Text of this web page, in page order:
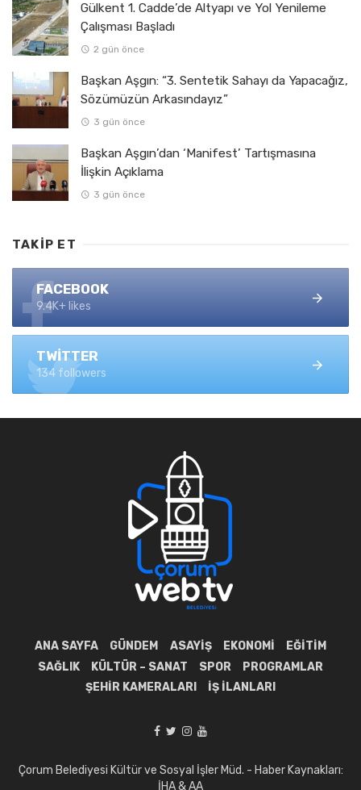
Gülkent 1. Cadde’de Altyapı ve Yol Yenileme
Çalışması Başladı
2 gün önce
Başkan Aşgın: “3. Sentetik Sahayı da Yapacağız,
Sözümüzün Arkasındayız”
3 gün önce
Başkan Aşgın’dan ‘Manifest’ Tartışmasına
İlişkin Açıklama
3 gün önce
TAKIP ET
FACEBOOK
9.4K+ likes
TWITTER
134 followers
ANA SAYFA GÜNDEM ASAYIŞ EKONOMI
EĞITIM
SAĞLIK
KÜLTÜR – SANAT SPOR
PROGRAMLAR
ŞEHIR KAMERALARI
İŞ İLANLARI
Çorum Belediyesi Kültür ve Sosyal İşler Müd. - Haber Kaynakları:
İHA & AA